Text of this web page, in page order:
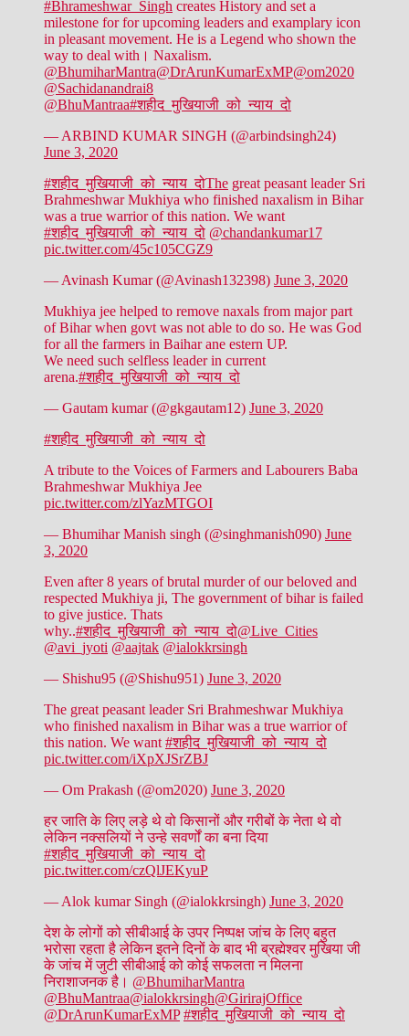
#Bhrameshwar_Singh creates History and set a
milestone for for upcoming leaders and examplary icon
in pleasant movement. He is a Legend who shown the
way to deal with। Naxalism.
@BhumiharMantra@DrArunKumarExMP@om2020
@Sachidanandrai8
@BhuMantraa#शहीद_मुखियाजी_को_न्याय_दो
— ARBIND KUMAR SINGH (@arbindsingh24)
June 3, 2020
#शहीद_मुखियाजी_को_न्याय_दोThe great peasant leader Sri
Brahmeshwar Mukhiya who finished naxalism in Bihar
was a true warrior of this nation. We want
#शहीद_मुखियाजी_को_न्याय_दो @chandankumar17
pic.twitter.com/45c105CGZ9
— Avinash Kumar (@Avinash132398) June 3, 2020
Mukhiya jee helped to remove naxals from major part
of Bihar when govt was not able to do so. He was God
for all the farmers in Baihar ane estern UP.
We need such selfless leader in current
arena.#शहीद_मुखियाजी_को_न्याय_दो
— Gautam kumar (@gkgautam12) June 3, 2020
#शहीद_मुखियाजी_को_न्याय_दो
A tribute to the Voices of Farmers and Labourers Baba
Brahmeshwar Mukhiya Jee
pic.twitter.com/zlYazMTGOI
— Bhumihar Manish singh (@singhmanish090) June
3, 2020
Even after 8 years of brutal murder of our beloved and
respected Mukhiya ji, The government of bihar is failed
to give justice. Thats
why..#शहीद_मुखियाजी_को_न्याय_दो@Live_Cities
@avi_jyoti @aajtak @ialokkrsingh
— Shishu95 (@Shishu951) June 3, 2020
The great peasant leader Sri Brahmeshwar Mukhiya
who finished naxalism in Bihar was a true warrior of
this nation. We want #शहीद_मुखियाजी_को_न्याय_दो
pic.twitter.com/iXpXJSrZBJ
— Om Prakash (@om2020) June 3, 2020
हर जाति के लिए लड़े थे वो किसानों और गरीबों के नेता थे वो
लेकिन नक्सलियों ने उन्हे सवर्णों का बना दिया
#शहीद_मुखियाजी_को_न्याय_दो
pic.twitter.com/czQlJEKyuP
— Alok kumar Singh (@ialokkrsingh) June 3, 2020
देश के लोगों को सीबीआई के उपर निष्पक्ष जांच के लिए बहुत
भरोसा रहता है लेकिन इतने दिनों के बाद भी ब्रह्मेश्वर मुखिया जी
के जांच में जुटी सीबीआई को कोई सफलता न मिलना
निराशाजनक है। @BhumiharMantra
@BhuMantraa@ialokkrsingh@GirirajOffice
@DrArunKumarExMP #शहीद_मुखियाजी_को_न्याय_दो